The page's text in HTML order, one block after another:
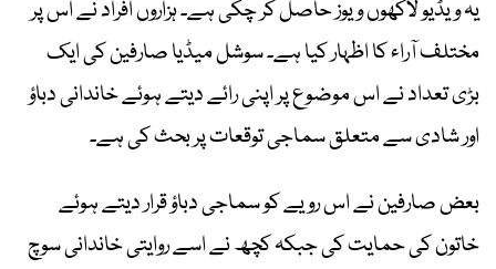
یہ ویڈیو لاکھوں ویوز حاصل کر چکی ہے۔ ہزاروں افراد نے اس پر
مختلف آراء کا اظہار کیا ہے۔ سوشل میڈیا صارفین کی ایک
بڑی تعداد نے اس موضوع پر اپنی رائے دیتے ہوئے خاندانی دباؤ
اور شادی سے متعلق سماجی توقعات پر بحث کی ہے۔
بعض صارفین نے اس رویے کو سماجی دباؤ قرار دیتے ہوئے
خاتون کی حمایت کی جبکہ کچھ نے اسے روایتی خاندانی سوچ